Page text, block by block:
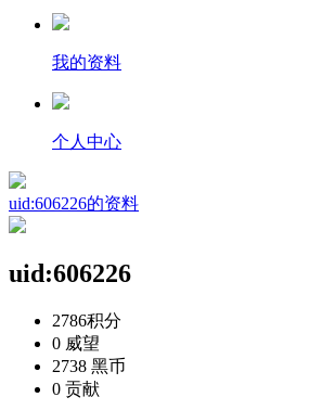
我的资料
个人中心
uid:606226的资料
uid:606226
2786积分
0 威望
2738 黑币
0 贡献